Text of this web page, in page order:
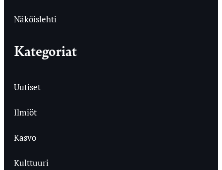
Näköislehti
Kategoriat
Uutiset
Ilmiöt
Kasvo
Kulttuuri